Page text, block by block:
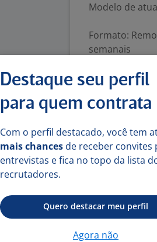
Modelo de
Formato:
semanais
Horários:
Sobre o Envio
O envio do
Solicitamos o
Nosso
e padrões de
contribuir no
Etapas do
Destaque seu perfil
para quem contrata
Com o perfil destacado, você tem
mais chances de receber convites
entrevistas e fica no topo da lista
recrutadores.
Quero destacar meu perfil
Agora não